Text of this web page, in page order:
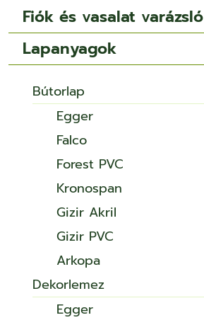
Fiók és vasalat varázsló
Lapanyagok
Bútorlap
Egger
Falco
Forest PVC
Kronospan
Gizir Akril
Gizir PVC
Arkopa
Dekorlemez
Egger